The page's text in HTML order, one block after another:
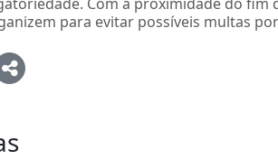
para evitar possíveis multas